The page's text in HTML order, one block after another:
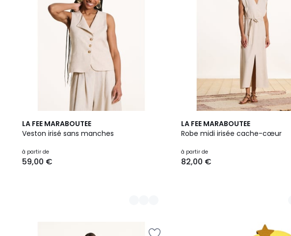
LA FEE MARABOUTEE
Veston irisé sans manches
à partir de
59,00 €
2
Couleurs
LA FEE MARABOUTEE
Robe midi irisée cache-cœur
à partir de
82,00 €
2
Couleurs